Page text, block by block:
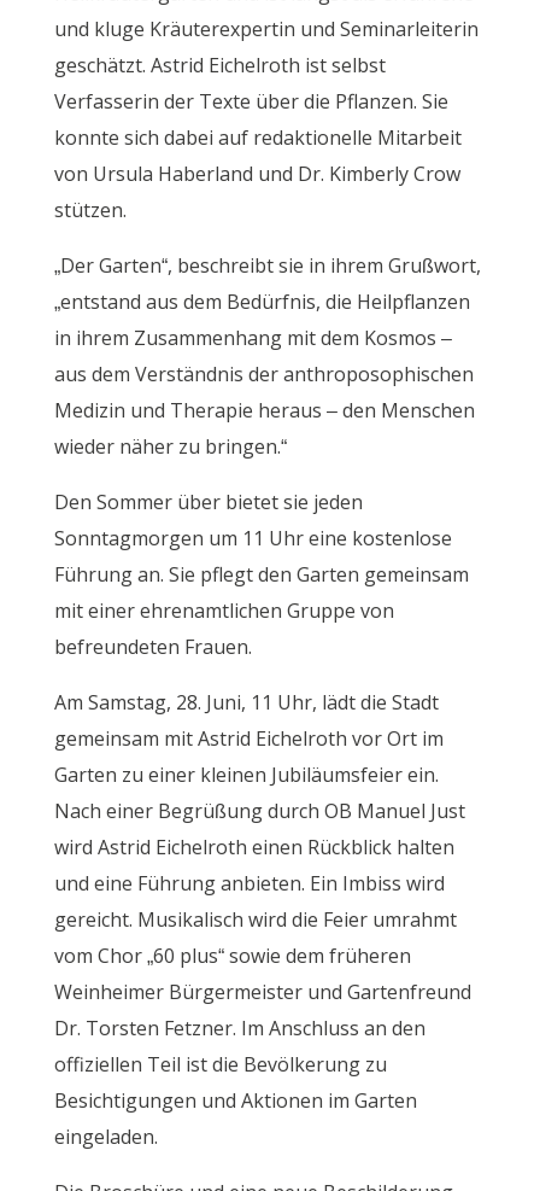
und kluge Kräuterexpertin und Seminarleiterin
geschätzt. Astrid Eichelroth ist selbst
Verfasserin der Texte über die Pflanzen. Sie
konnte sich dabei auf redaktionelle Mitarbeit
von Ursula Haberland und Dr. Kimberly Crow
stützen.
„Der Garten“, beschreibt sie in ihrem Grußwort,
„entstand aus dem Bedürfnis, die Heilpflanzen
in ihrem Zusammenhang mit dem Kosmos –
aus dem Verständnis der anthroposophischen
Medizin und Therapie heraus – den Menschen
wieder näher zu bringen.“
Den Sommer über bietet sie jeden
Sonntagmorgen um 11 Uhr eine kostenlose
Führung an. Sie pflegt den Garten gemeinsam
mit einer ehrenamtlichen Gruppe von
befreundeten Frauen.
Am Samstag, 28. Juni, 11 Uhr, lädt die Stadt
gemeinsam mit Astrid Eichelroth vor Ort im
Garten zu einer kleinen Jubiläumsfeier ein.
Nach einer Begrüßung durch OB Manuel Just
wird Astrid Eichelroth einen Rückblick halten
und eine Führung anbieten. Ein Imbiss wird
gereicht. Musikalisch wird die Feier umrahmt
vom Chor „60 plus“ sowie dem früheren
Weinheimer Bürgermeister und Gartenfreund
Dr. Torsten Fetzner. Im Anschluss an den
offiziellen Teil ist die Bevölkerung zu
Besichtigungen und Aktionen im Garten
eingeladen.